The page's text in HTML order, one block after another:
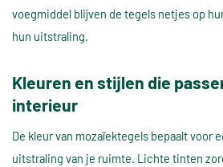
voegmiddel blijven de tegels netjes op
hun uitstraling.
Kleuren en stijlen die
interieur
De kleur van mozaïektegels bepaalt voor
uitstraling van je ruimte. Lichte tinten